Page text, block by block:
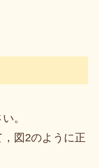
。
，図2のように正